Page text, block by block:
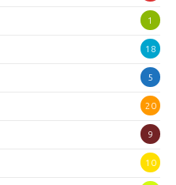
1
18
5
20
9
10